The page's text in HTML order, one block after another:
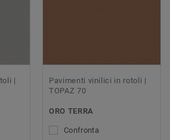
|
Pavimenti vinilici in rotoli |
TOPAZ 70
ORO TERRA
Confronta